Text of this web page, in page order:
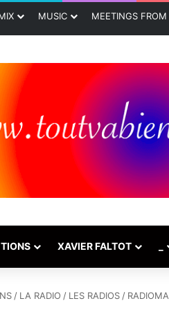
MUSIC MEETINGS
XAVIER FALTOT
/ LA RADIO / LES RADIOS /